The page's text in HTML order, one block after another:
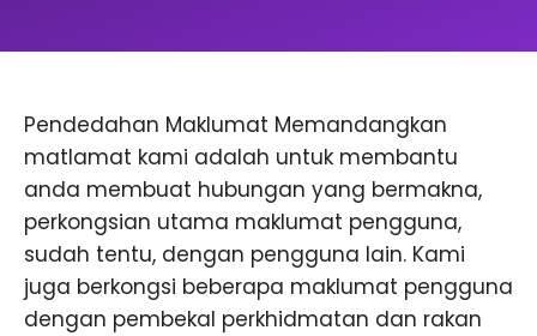
Pendedahan Maklumat Memandangkan
matlamat kami adalah untuk membantu
anda membuat hubungan yang bermakna,
perkongsian utama maklumat pengguna,
sudah tentu, dengan pengguna lain. Kami
juga berkongsi beberapa maklumat pengguna
dengan pembekal perkhidmatan dan rakan